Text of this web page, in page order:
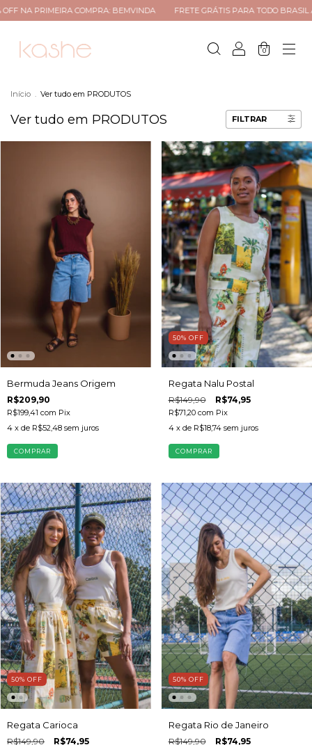
BEMVINDA FRETE GRÁTIS PARA TODO BRASIL ACIMA R$299
0
Início . Ver tudo em PRODUTOS
Ver tudo em PRODUTOS FILTRAR
Bermuda Jeans Origem
R$209,90
R$199,41 com Pix
4 x de R$52,48 sem juros
COMPRAR
50% OFF
Regata Nalu Postal
R$149,90 R$74,95
R$71,20 com Pix
4 x de R$18,74 sem juros
COMPRAR
50% OFF
Regata Carioca
R$149,90 R$74,95
50% OFF
Regata Rio de Janeiro
R$149,90 R$74,95